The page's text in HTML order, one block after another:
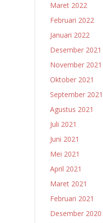
Maret 2022
Februari 2022
Januari 2022
Desember 2021
November 2021
Oktober 2021
September 2021
Agustus 2021
Juli 2021
Juni 2021
Mei 2021
April 2021
Maret 2021
Februari 2021
Desember 2020